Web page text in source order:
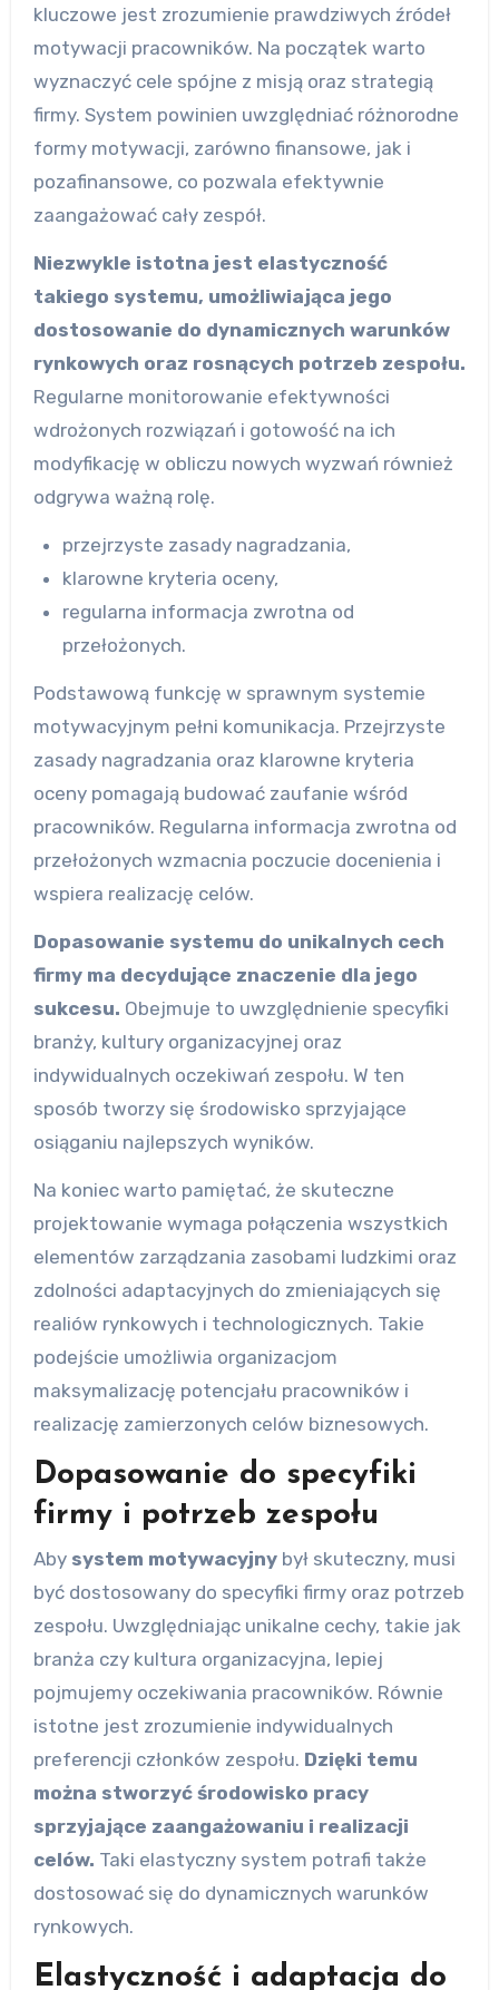
kluczowe jest zrozumienie prawdziwych źródeł
motywacji pracowników. Na początek warto
wyznaczyć cele spójne z misją oraz strategią
firmy. System powinien uwzględniać różnorodne
formy motywacji, zarówno finansowe, jak i
pozafinansowe, co pozwala efektywnie
zaangażować cały zespół.
Niezwykle istotna jest elastyczność
takiego systemu, umożliwiająca jego
dostosowanie do dynamicznych warunków
rynkowych oraz rosnących potrzeb zespołu.
Regularne monitorowanie efektywności
wdrożonych rozwiązań i gotowość na ich
modyfikację w obliczu nowych wyzwań również
odgrywa ważną rolę.
przejrzyste zasady nagradzania,
klarowne kryteria oceny,
regularna informacja zwrotna od
przełożonych.
Podstawową funkcję w sprawnym systemie
motywacyjnym pełni komunikacja. Przejrzyste
zasady nagradzania oraz klarowne kryteria
oceny pomagają budować zaufanie wśród
pracowników. Regularna informacja zwrotna od
przełożonych wzmacnia poczucie docenienia i
wspiera realizację celów.
Dopasowanie systemu do unikalnych cech
firmy ma decydujące znaczenie dla jego
sukcesu. Obejmuje to uwzględnienie specyfiki
branży, kultury organizacyjnej oraz
indywidualnych oczekiwań zespołu. W ten
sposób tworzy się środowisko sprzyjające
osiąganiu najlepszych wyników.
Na koniec warto pamiętać, że skuteczne
projektowanie wymaga połączenia wszystkich
elementów zarządzania zasobami ludzkimi oraz
zdolności adaptacyjnych do zmieniających się
realiów rynkowych i technologicznych. Takie
podejście umożliwia organizacjom
maksymalizację potencjału pracowników i
realizację zamierzonych celów biznesowych.
Dopasowanie do specyfiki
firmy i potrzeb zespołu
Aby system motywacyjnybył skuteczny, musi
być dostosowany do specyfiki firmy oraz potrzeb
zespołu. Uwzględniając unikalne cechy, takie jak
branża czy kultura organizacyjna, lepiej
pojmujemy oczekiwania pracowników. Równie
istotne jest zrozumienie indywidualnych
preferencji członków zespołu. Dzięki temu
można stworzyć środowisko pracy
sprzyjające zaangażowaniu i realizacji
celów. Taki elastyczny system potrafi także
dostosować się do dynamicznych warunków
rynkowych.
Elastyczność i adaptacja do